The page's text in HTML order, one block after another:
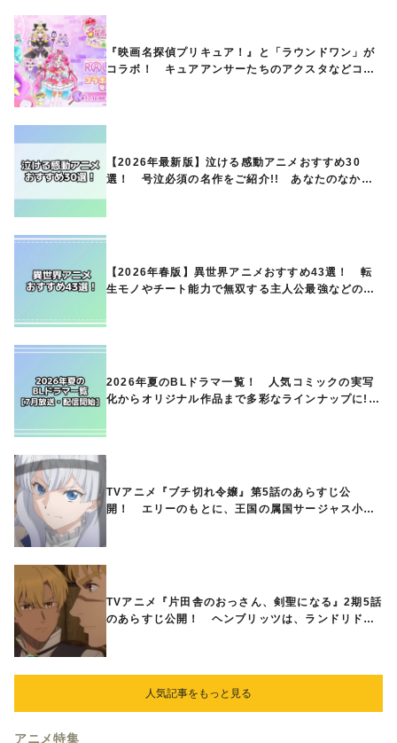
『映画名探偵プリキュア！』と「ラウンドワン」が
コラボ！ キュアアンサーたちのアクスタなどコラ
【2026年最新版】泣ける感動アニメおすすめ30
選！ 号泣必須の名作をご紹介!! あなたのなかの
【2026年春版】異世界アニメおすすめ43選！ 転
生モノやチート能力で無双する主人公最強などの人
2026年夏のBLドラマ一覧！ 人気コミックの実写
化からオリジナル作品まで多彩なラインナップに!!
TVアニメ『ブチ切れ令嬢』第5話のあらすじ公
開！ エリーのもとに、王国の属国サージャス小王
TVアニメ『片田舎のおっさん、剣聖になる』2期5話
のあらすじ公開！ ヘンブリッツは、ランドリドに
人気記事をもっと見る
アニメ特集